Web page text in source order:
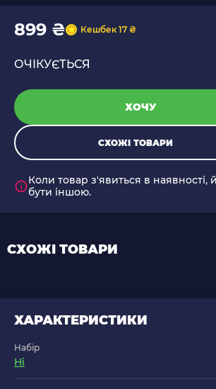
899 ₴ Кешбек 17 ₴
ОЧІКУЄТЬСЯ
ХОЧУ
СХОЖІ ТОВАРИ
Коли товар з'явиться в наявності,
бути іншою.
СХОЖІ ТОВАРИ
ХАРАКТЕРИСТИКИ
Набір
Ні